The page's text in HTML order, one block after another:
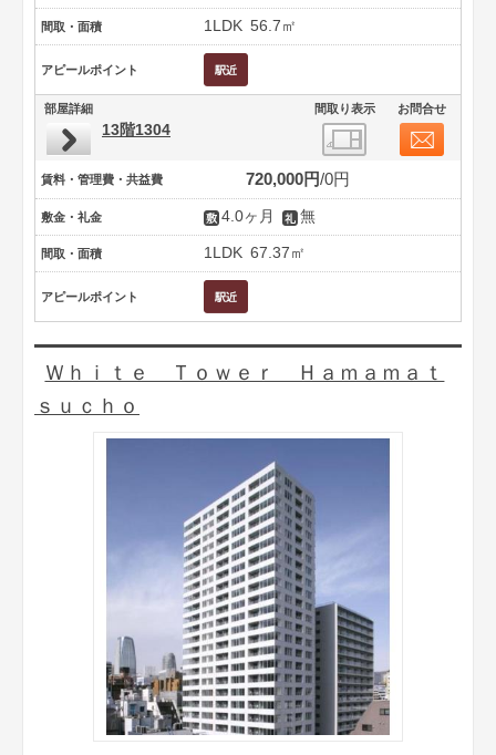
間取・面積 1LDK 56.7㎡
アピールポイント
部屋詳細 間取り表示 お問合せ
13階1304
賃料・管理費・共益費 720,000円 0円
敷金・礼金 4.0ヶ月 無
間取・面積 1LDK 67.37㎡
アピールポイント
Ｗｈｉｔｅ Ｔｏｗｅｒ Ｈａｍａｍａｔ
ｓｕｃｈｏ